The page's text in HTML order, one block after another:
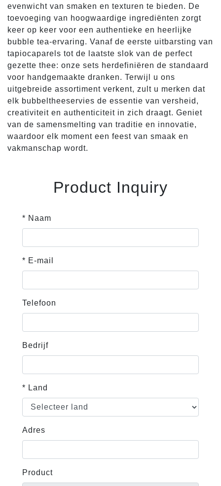
evenwicht van smaken en texturen te bieden. De
toevoeging van hoogwaardige ingrediënten zorgt
keer op keer voor een authentieke en heerlijke
bubble tea-ervaring. Vanaf de eerste uitbarsting van
tapiocaparels tot de laatste slok van de perfect
gezette thee: onze sets herdefiniëren de standaard
voor handgemaakte dranken. Terwijl u ons
uitgebreide assortiment verkent, zult u merken dat
elk bubbeltheeservies de essentie van versheid,
creativiteit en authenticiteit in zich draagt. Geniet
van de samensmelting van traditie en innovatie,
waardoor elk moment een feest van smaak en
vakmanschap wordt.
Product Inquiry
* Naam
* E-mail
Telefoon
Bedrijf
* Land
Adres
Product